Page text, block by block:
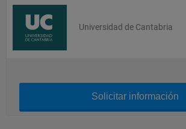
Universidad de Cantabria
Solicitar información